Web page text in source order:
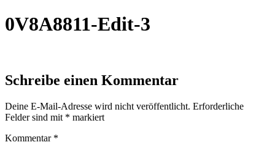
0V8A8811-Edit-3
Schreibe einen Kommentar
Deine E-Mail-Adresse wird nicht veröffentlicht. Erforderliche
Felder sind mit * markiert
Kommentar *